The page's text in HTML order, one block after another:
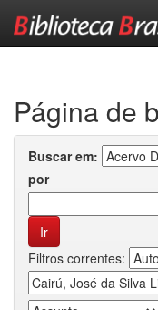
Página de
Buscar em:
por
Filtros correntes: